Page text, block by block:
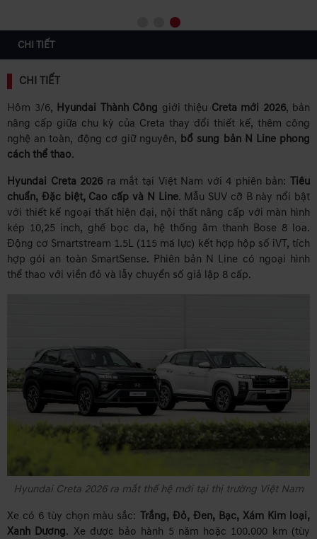
CHI TIẾT
CHI TIẾT
Hôm 3/6, Hyundai Thành Công giới thiệu Creta mới 2026, bản
nâng cấp giữa chu kỳ của Creta thay đổi thiết kế, thêm công
nghệ an toàn, động cơ giữ nguyên, bổ sung bản N Line phong
cách thể thao.
Hyundai Creta 2026 ra mắt tại Việt Nam với 4 phiên bản:Tiêu
chuẩn, Đặc biệt, Cao cấp và N Line. Mẫu SUV cỡ B này nổi bật
với thiết kế ngoại thất hiện đại, nội thất nâng cấp với màn hình
kép 10,25 inch, ghế bọc da, hệ thống âm thanh Bose 8 loa.
Động cơ Smartstream 1.5L (115 mã lực) kết hợp hộp số iVT, tích
hợp gói an toàn SmartSense. Phiên bản N Line có ngoại hình
thể thao với viền đỏ và lẫy chuyển số giả lập 8 cấp.
Hyundai Creta 2026 ra mắt thế hệ mới tại thị trường Việt Nam
Xe có 6 tùy chọn màu sắc: Trắng, Đỏ, Đen, Bạc, Xám Kim loại,
Xanh Dương. Xe được bảo hành 5 năm hoặc 100.000 km (tùy